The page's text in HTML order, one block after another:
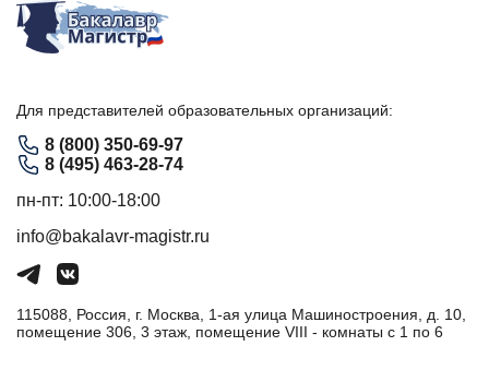
Для представителей образовательных организаций:
8 (800) 350-69-97
8 (495) 463-28-74
пн-пт: 10:00-18:00
info@bakalavr-magistr.ru
115088, Россия, г. Москва, 1-ая улица Машиностроения, д. 10,
помещение 306, 3 этаж, помещение VIII - комнаты с 1 по 6